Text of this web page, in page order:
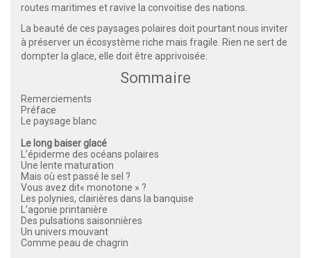
routes maritimes et ravive la convoitise des nations.
La beauté de ces paysages polaires doit pourtant nous inviter
à préserver un écosystème riche mais fragile. Rien ne sert de
dompter la glace, elle doit être apprivoisée.
Sommaire
Remerciements
Préface
Le paysage blanc
Le long baiser glacé
L’épiderme des océans polaires
Une lente maturation
Mais où est passé le sel ?
Vous avez dit« monotone » ?
Les polynies, clairières dans la banquise
L’agonie printanière
Des pulsations saisonnières
Un univers mouvant
Comme peau de chagrin